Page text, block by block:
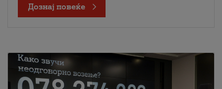
Дознај повеќе